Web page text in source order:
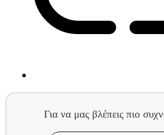
Για να μας βλέπεις πιο